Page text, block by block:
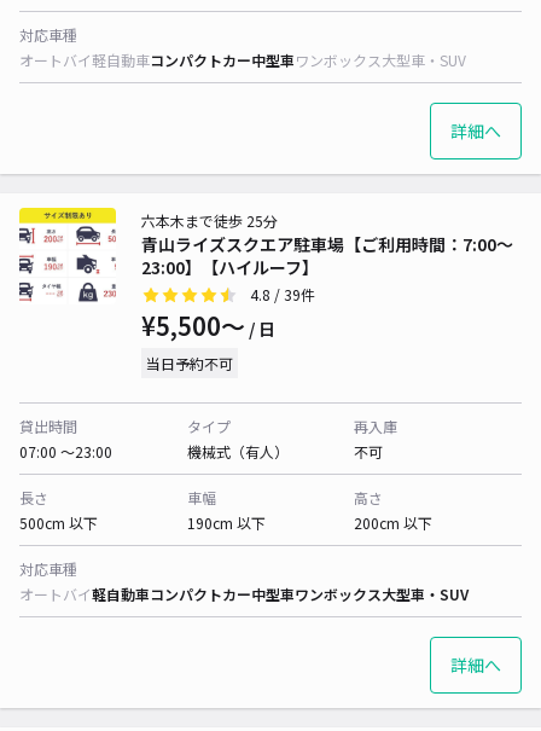
対応車種
オートバイ軽自動車コンパクトカー中型車ワンボックス大型車・SUV
詳細へ
青山ライズスクエア駐車場【ご利用時間：7:00～
23:00】【ハイルーフ】
六本木まで徒歩 25分
4.8 / 39件
¥5,500〜 / 日
当日予約不可
貸出時間
07:00 〜23:00
タイプ
機械式（有人）
再入庫
不可
長さ
500cm 以下
車幅
190cm 以下
高さ
200cm 以下
対応車種
オートバイ軽自動車コンパクトカー中型車ワンボックス大型車・SUV
詳細へ